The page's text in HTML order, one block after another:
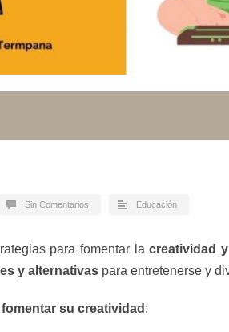
Sin Comentarios Educación
para fomentar lacreatividad
y alternativas para entretenerse y
fomentar su creatividad :